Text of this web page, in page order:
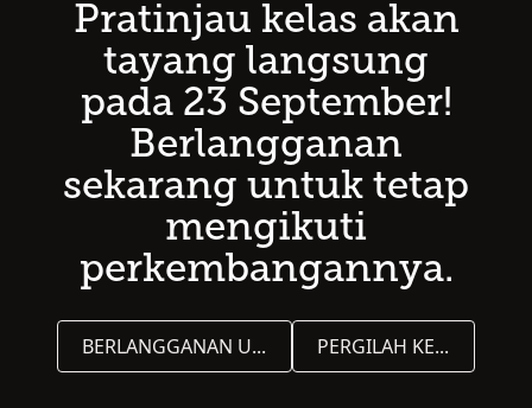
Pratinjau kelas akan
tayang langsung
pada 23 September!
Berlangganan
sekarang untuk tetap
mengikuti
perkembangannya.
BERLANGGANAN UNTUK PEMUTAKHIRAN PERGILAH KE LAMAN BERANDA